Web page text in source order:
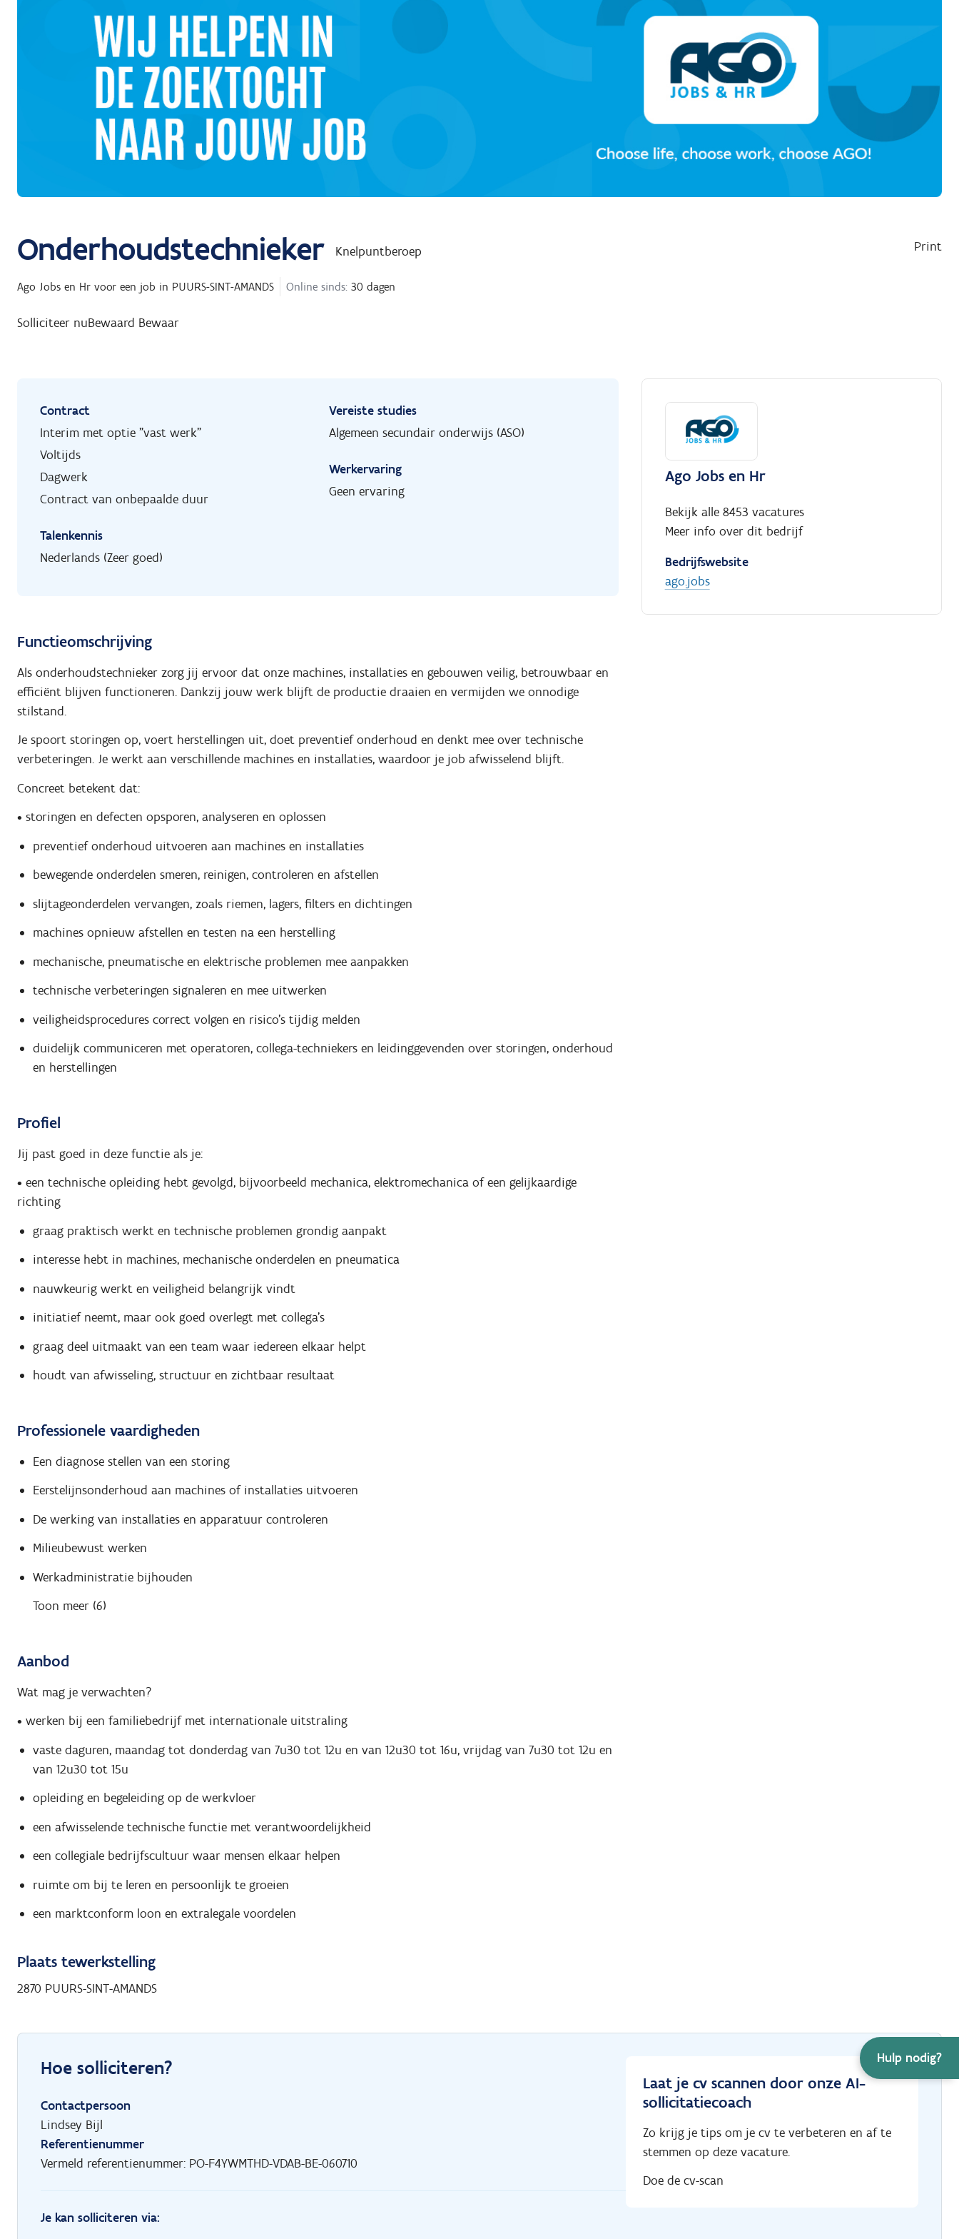
Hulp nodig?
Onderhoudstechnieker Knelpuntberoep Print
Ago Jobs en Hr voor een job in PUURS-SINT-AMANDS Online sinds: 30 dagen
Solliciteer nuBewaard Bewaar
Contract
Interim met optie "vast werk"
Voltijds
Dagwerk
Contract van onbepaalde duur
Talenkennis
Nederlands (Zeer goed)
Vereiste studies
Algemeen secundair onderwijs (ASO)
Werkervaring
Geen ervaring
Functieomschrijving
Als onderhoudstechnieker zorg jij ervoor dat onze machines, installaties en gebouwen veilig, betrouwbaar en
efficiënt blijven functioneren. Dankzij jouw werk blijft de productie draaien en vermijden we onnodige
stilstand.
Je spoort storingen op, voert herstellingen uit, doet preventief onderhoud en denkt mee over technische
verbeteringen. Je werkt aan verschillende machines en installaties, waardoor je job afwisselend blijft.
Concreet betekent dat:
• storingen en defecten opsporen, analyseren en oplossen
preventief onderhoud uitvoeren aan machines en installaties
bewegende onderdelen smeren, reinigen, controleren en afstellen
slijtageonderdelen vervangen, zoals riemen, lagers, filters en dichtingen
machines opnieuw afstellen en testen na een herstelling
mechanische, pneumatische en elektrische problemen mee aanpakken
technische verbeteringen signaleren en mee uitwerken
veiligheidsprocedures correct volgen en risico's tijdig melden
duidelijk communiceren met operatoren, collega-techniekers en leidinggevenden over storingen, onderhoud
en herstellingen
Profiel
Jij past goed in deze functie als je:
• een technische opleiding hebt gevolgd, bijvoorbeeld mechanica, elektromechanica of een gelijkaardige
richting
graag praktisch werkt en technische problemen grondig aanpakt
interesse hebt in machines, mechanische onderdelen en pneumatica
nauwkeurig werkt en veiligheid belangrijk vindt
initiatief neemt, maar ook goed overlegt met collega's
graag deel uitmaakt van een team waar iedereen elkaar helpt
houdt van afwisseling, structuur en zichtbaar resultaat
Professionele vaardigheden
Een diagnose stellen van een storing
Eerstelijnsonderhoud aan machines of installaties uitvoeren
De werking van installaties en apparatuur controleren
Milieubewust werken
Werkadministratie bijhouden
Toon meer (6)
Aanbod
Wat mag je verwachten?
• werken bij een familiebedrijf met internationale uitstraling
vaste daguren, maandag tot donderdag van 7u30 tot 12u en van 12u30 tot 16u, vrijdag van 7u30 tot 12u en
van 12u30 tot 15u
opleiding en begeleiding op de werkvloer
een afwisselende technische functie met verantwoordelijkheid
een collegiale bedrijfscultuur waar mensen elkaar helpen
ruimte om bij te leren en persoonlijk te groeien
een marktconform loon en extralegale voordelen
Ago Jobs en Hr
Bekijk alle 8453 vacatures
Meer info over dit bedrijf
Bedrijfswebsite
ago.jobs
Plaats tewerkstelling
2870 PUURS-SINT-AMANDS
Hoe solliciteren?
Contactpersoon
Lindsey Bijl
Referentienummer
Vermeld referentienummer: PO-F4YWMTHD-VDAB-BE-060710
Je kan solliciteren via:
Laat je cv scannen door onze AI-
sollicitatiecoach
Zo krijg je tips om je cv te verbeteren en af te
stemmen op deze vacature.
Doe de cv-scan